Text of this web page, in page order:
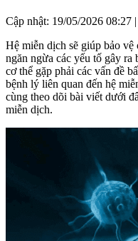
Cập nhật: 19/05/2026 08:27 |
Hệ miễn dịch sẽ giúp bảo
ngăn ngừa các yếu tố gây ra
cơ thể gặp phải các vấn đề
bệnh lý liên quan đến hệ
cùng theo dõi bài viết dưới
miễn dịch.